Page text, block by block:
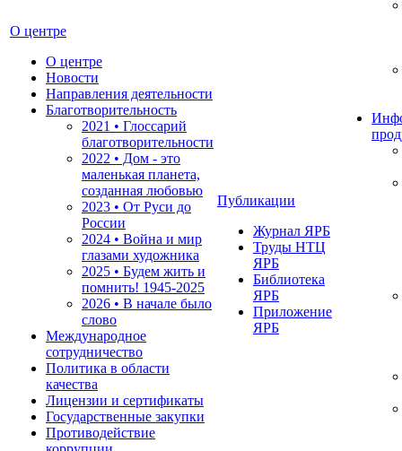
О центре
О центре
Новости
Направления деятельности
Благотворительность
2021 • Глоссарий
благотворительности
2022 • Дом - это
маленькая планета,
созданная любовью
2023 • От Руси до
России
2024 • Война и мир
глазами художника
2025 • Будем жить и
помнить! 1945-2025
2026 • В начале было
слово
Международное
сотрудничество
Политика в области
качества
Лицензии и сертификаты
Государственные закупки
Противодействие
Публикации
Журнал ЯРБ
Труды НТЦ
ЯРБ
Библиотека
ЯРБ
Приложение
ЯРБ